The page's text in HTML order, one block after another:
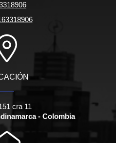
cra 11
- Colombia